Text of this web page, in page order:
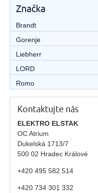
Značka
Brandt
Gorenje
Liebherr
LORD
Romo
Kontaktujte nás
ELEKTRO ELSTAK
OC Atrium
Dukelská 1713/7
500 02 Hradec Králové
+420 495 582 514
+420 734 301 332